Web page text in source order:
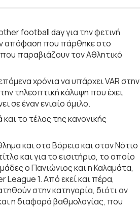
football day για την φετινή
απόφαση που πάρθηκε στο
παραβιάζουν τον Αθλητικό
χρόνια να υπάρχει VAR στην
τηλεοπτική κάλυψη που έχει
σε έναν ενιαίο όμιλο.
το τέλος της κανονικής
και στο Βόρειο και στον Νότιο
και για το εισιτήριο, το οποίο
ο Πανιώνιος και η Καλαμάτα,
1. Από εκεί και πέρα,
στην κατηγορία, διότι αν
η διαφορά βαθμολογίας, που